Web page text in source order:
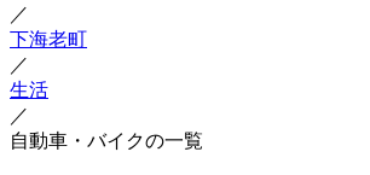
／
下海老町
／
生活
／
自動車・バイクの一覧